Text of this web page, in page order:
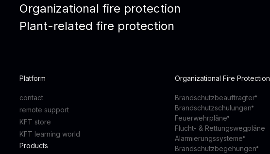
Organizational fire protection
Plant-related fire protection
Platform
contact
remote support
KFT store
KFT learning world
Products
Organizational Fire Protection
Brandschutzbeauftragter
Brandschutzschulungen
Feuerwehrpläne
Flucht- & Rettungswegpläne
Alarmierungssysteme
Brandschutzbegehungen